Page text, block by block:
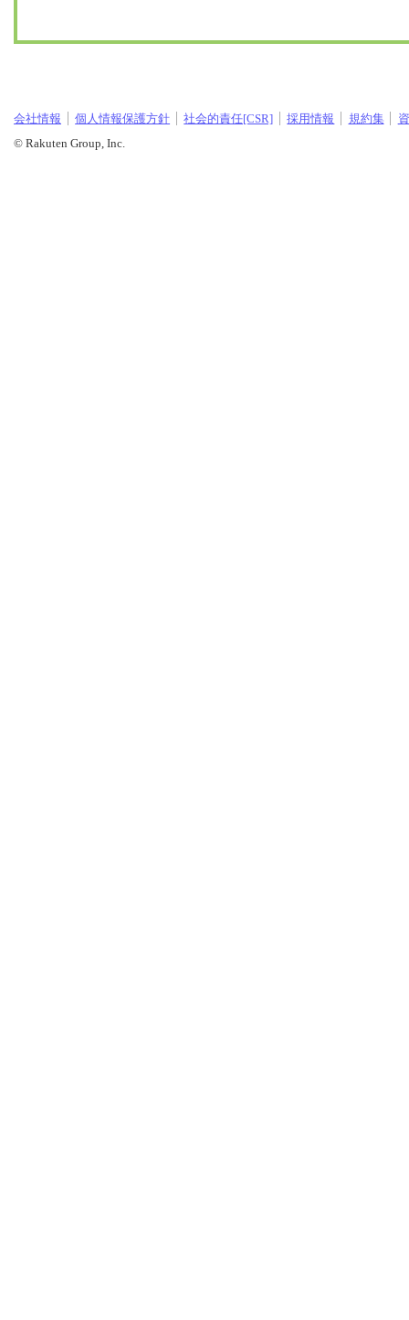
会社情報 個人情報保護方針 社会的責任[CSR] 採用情報 規約集
© Rakuten Group, Inc.